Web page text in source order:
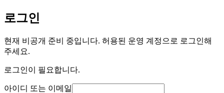
로그인
현재 비공개 준비 중입니다. 허용된 운영 계정으로 로그인해
주세요.
로그인이 필요합니다.
아이디 또는 이메일